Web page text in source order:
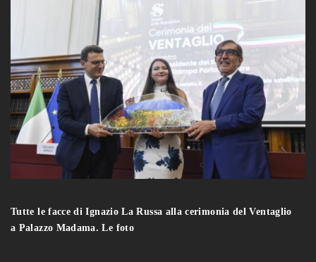
Tutte le facce di Ignazio La Russa alla cerimonia del Ventaglio
a Palazzo Madama. Le foto